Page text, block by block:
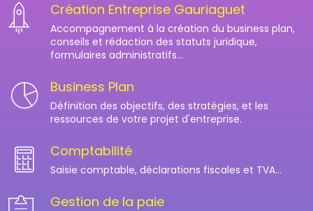
Création Entreprise Gauriaguet
Accompagnement à la création du business plan,
conseils et rédaction des statuts juridique,
formulaires administratifs...
Business Plan
Définition des objectifs, des stratégies, et les
ressources de votre projet d'entreprise.
Comptabilité
Saisie comptable, déclarations fiscales et TVA...
Gestion de la paie